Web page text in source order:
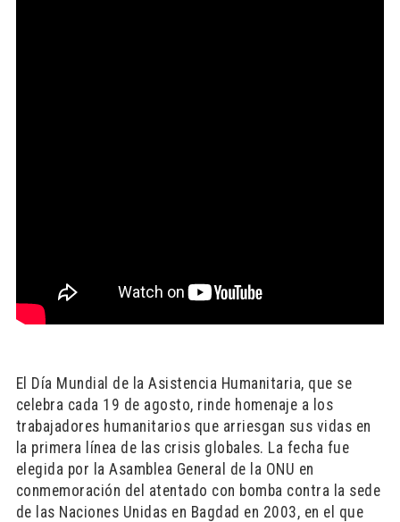
El Día Mundial de la Asistencia Humanitaria, que se
celebra cada 19 de agosto, rinde homenaje a los
trabajadores humanitarios que arriesgan sus vidas en
la primera línea de las crisis globales. La fecha fue
elegida por la Asamblea General de la ONU en
conmemoración del atentado con bomba contra la sede
de las Naciones Unidas en Bagdad en 2003, en el que